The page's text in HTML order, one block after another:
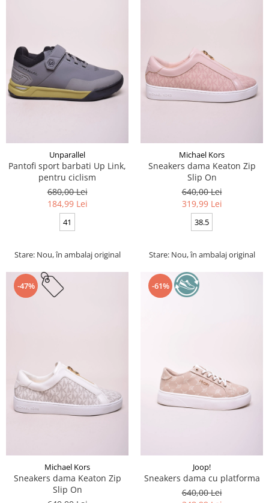
Unparallel
Pantofi sport barbati Up Link,
pentru ciclism
680,00 Lei
184,99 Lei
41
Stare: Nou, în ambalaj original
Michael Kors
Sneakers dama Keaton Zip
Slip On
640,00 Lei
319,99 Lei
38.5
Stare: Nou, în ambalaj original
-47%
Michael Kors
Sneakers dama Keaton Zip
Slip On
-61%
Joop!
Sneakers dama cu platforma
640,00 Lei